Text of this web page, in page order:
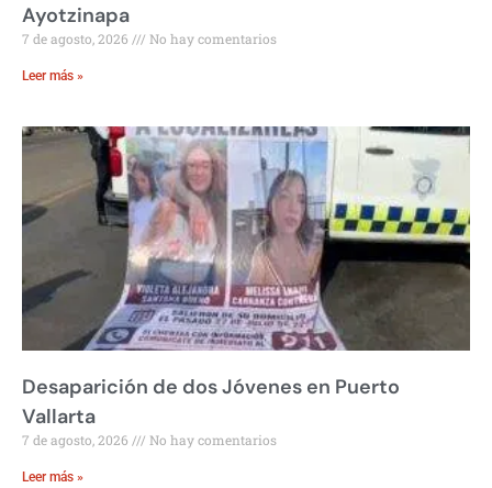
Ayotzinapa
7 de agosto, 2026 No hay comentarios
Leer más »
Desaparición de dos Jóvenes en Puerto
Vallarta
7 de agosto, 2026 No hay comentarios
Leer más »